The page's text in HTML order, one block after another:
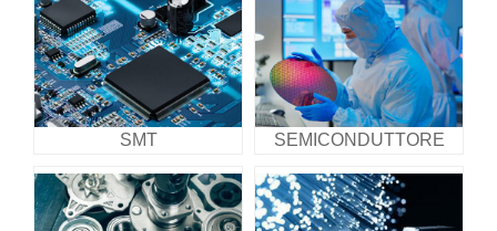
SMT SEMICONDUTTORE